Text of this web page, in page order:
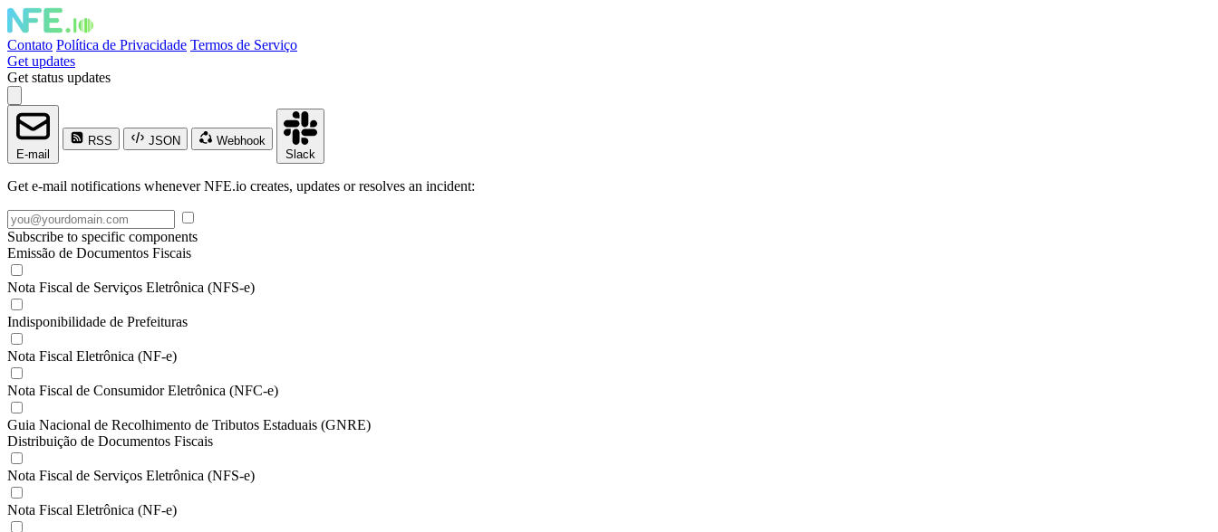
Contato Política de Privacidade Termos de Serviço
Get updates
Get status updates
E-mail
RSS JSON
Webhook
Slack
Get e-mail notifications whenever NFE.io creates, updates or resolves an incident:
Subscribe to specific components
Emissão de Documentos Fiscais
Nota Fiscal de Serviços Eletrônica (NFS-e)
Indisponibilidade de Prefeituras
Nota Fiscal Eletrônica (NF-e)
Nota Fiscal de Consumidor Eletrônica (NFC-e)
Guia Nacional de Recolhimento de Tributos Estaduais (GNRE)
Distribuição de Documentos Fiscais
Nota Fiscal de Serviços Eletrônica (NFS-e)
Nota Fiscal Eletrônica (NF-e)